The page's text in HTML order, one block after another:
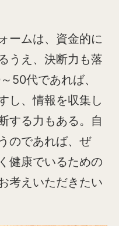
ームは、資金的に
うえ、決断力も落
50代であれば、
し、情報を収集し
する力もある。自
のであれば、ぜ
健康でいるための
考えいただきたい